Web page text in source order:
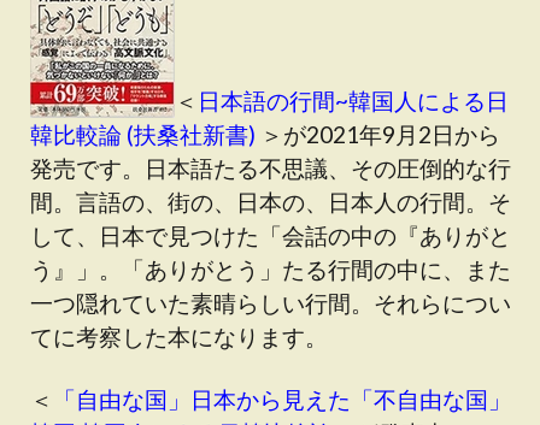
＜ 日本語の行間~韓国人による日
韓比較論 (扶桑社新書) ＞が2021年9月2日から
発売です。日本語たる不思議、その圧倒的な行
間。言語の、街の、日本の、日本人の行間。そ
して、日本で見つけた「会話の中の『ありがと
う』」。「ありがとう」たる行間の中に、また
一つ隠れていた素晴らしい行間。それらについ
てに考察した本になります。
＜
「自由な国」日本から見えた「不自由な国」